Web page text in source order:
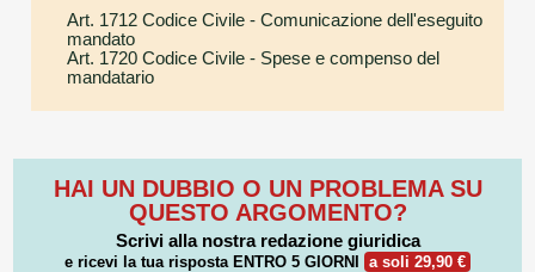
Art. 1712 Codice Civile - Comunicazione dell'eseguito
mandato
Art. 1720 Codice Civile - Spese e compenso del
mandatario
HAI UN DUBBIO O UN PROBLEMA SU
QUESTO ARGOMENTO?
Scrivi alla nostra redazione giuridica
e ricevi la tua risposta ENTRO 5 GIORNI a soli 29,90 €